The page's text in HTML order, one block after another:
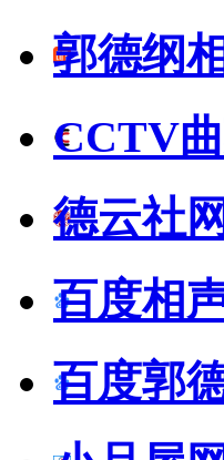
郭德纲
CCTV
德云社
百度相
百度郭